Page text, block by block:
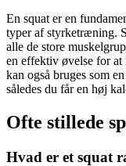
En squat er en
typer af styrketræning.
alle de store
en effektiv øvelse for at
kan også bruges som
således du får en høj
Ofte stillede
Hvad er et squat